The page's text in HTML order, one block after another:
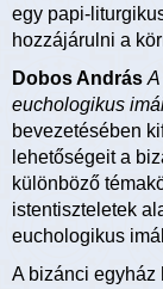
egy papi-
hozzájárulni a
Dobos András
euchologikus
bevezetésében
lehetőségeit a
különböző
istentiszteletek
euchologikus
A bizánci egyház